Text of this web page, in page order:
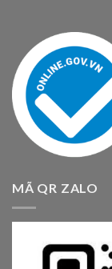
MÃ QR ZALO